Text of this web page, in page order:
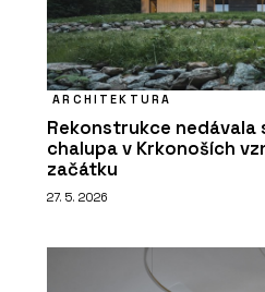
ARCHITEKTURA
Rekonstrukce nedávala
chalupa v Krkonoších
začátku
27. 5. 2026